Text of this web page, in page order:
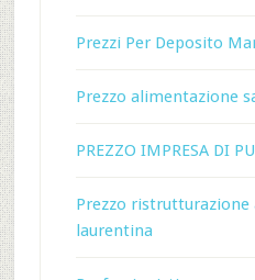
Prezzi Per Deposito
Prezzo alimentazione
PREZZO IMPRESA DI
Prezzo
laurentina